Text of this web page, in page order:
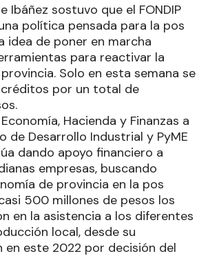
Ibáñez sostuvo que el FONDIP
política pensada para la pos
idea de poner en marcha
para reactivar la
Solo en esta semana se
por un total de
Hacienda y Finanzas a
de Desarrollo Industrial y PyME
dando apoyo financiero a
empresas, buscando
de provincia en la pos
500 millones de pesos los
en la asistencia a los diferentes
local, desde su
en este 2022 por decisión del